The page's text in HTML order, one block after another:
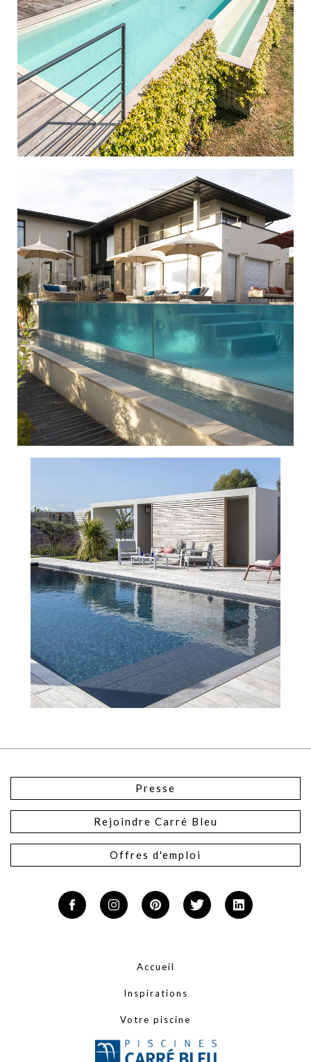
Presse
Rejoindre Carré Bleu
Offres d'emploi
Accueil
Inspirations
Votre piscine